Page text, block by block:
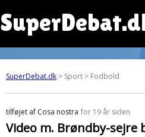
SuperDebat.dk > Sport > Fodbold
tilføjet af Cosa nostra for 19 år siden
Video m. Brøndby-sejre